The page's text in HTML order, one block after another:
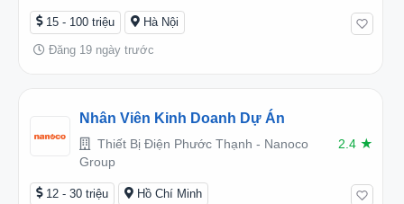
15 - 100 triệu Hà Nội
Đăng 19 ngày trước
Nhân Viên Kinh Doanh Dự Án
Thiết Bị Điện Phước Thạnh - Nanoco
Group
2.4 ★
12 - 30 triệu Hồ Chí Minh